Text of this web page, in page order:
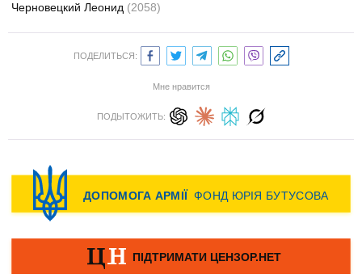
Черновецкий Леонид (2058)
ПОДЕЛИТЬСЯ:
Мне нравится
ПОДЫТОЖИТЬ: